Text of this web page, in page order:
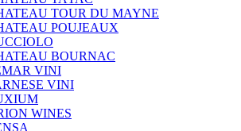
TOUR DU MAYNE
POUJEAUX
BOURNAC
VINI
VINI
WINES